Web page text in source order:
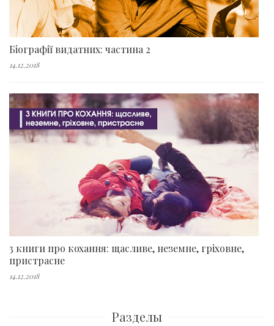
Біографії видатних: частина 2
14.12.2018
3 книги про кохання: щасливе, неземне, гріховне,
пристрасне
14.12.2018
Разделы